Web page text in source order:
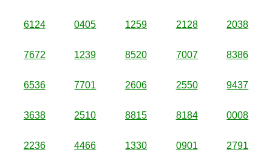
6124 0405 1259 2128 2038
7672 1239 8520 7007 8386
6536 7701 2606 2550 9437
3638 2510 8815 8184 0008
2236 4466 1330 0901 2791